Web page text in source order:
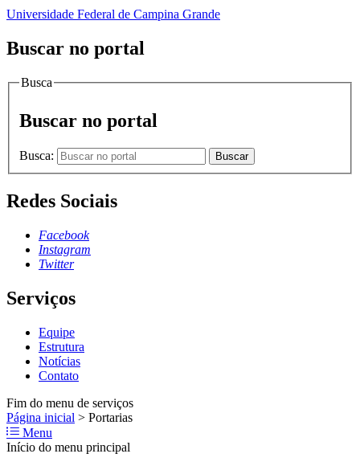
Universidade Federal de Campina Grande
Buscar no portal
Busca
Buscar no portal
Busca: Buscar
Redes Sociais
Facebook
Instagram
Twitter
Serviços
Equipe
Estrutura
Notícias
Contato
Fim do menu de serviços
Página inicial > Portarias
Menu
Início do menu principal